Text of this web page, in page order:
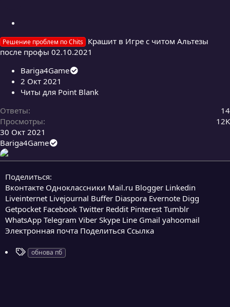
к
р
п
л
н
о
Решение проблем по Chits Крашит в Игре с читом Альтезы
после профы 02.10.2021
Bariga4Game
2 Окт 2021
Читы для Point Blank
Ответы
14
Просмотры
12K
30 Окт 2021
Bariga4Game
Поделиться:
Вконтакте Одноклассники Mail.ru Blogger Linkedin
Liveinternet Livejournal Buffer Diaspora Evernote Digg
Getpocket Facebook Twitter Reddit Pinterest Tumblr
WhatsApp Telegram Viber Skype Line Gmail yahoomail
Электронная почта Поделиться Ссылка
Тобнова пб